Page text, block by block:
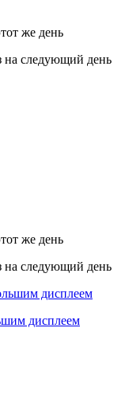
же день
на следующий день
же день
на следующий день
дисплеем